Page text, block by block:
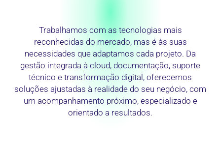
Trabalhamos com as tecnologias mais
reconhecidas do mercado, mas é às suas
necessidades que adaptamos cada projeto. Da
gestão integrada à cloud, documentação, suporte
técnico e transformação digital, oferecemos
soluções ajustadas à realidade do seu negócio, com
um acompanhamento próximo, especializado e
orientado a resultados.